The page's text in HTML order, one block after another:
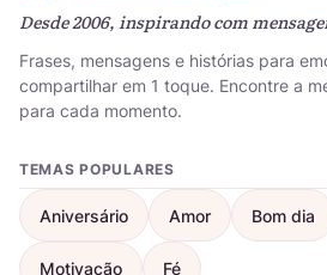
Desde 2006, inspirando com
Frases, mensagens e histórias para
compartilhar em 1 toque. Encontre a
para cada momento.
TEMAS POPULARES
Aniversário Amor Bom dia
Motivação Fé